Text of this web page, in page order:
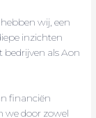
wij, een
inzichten
als Aon
financiën
we door zowel